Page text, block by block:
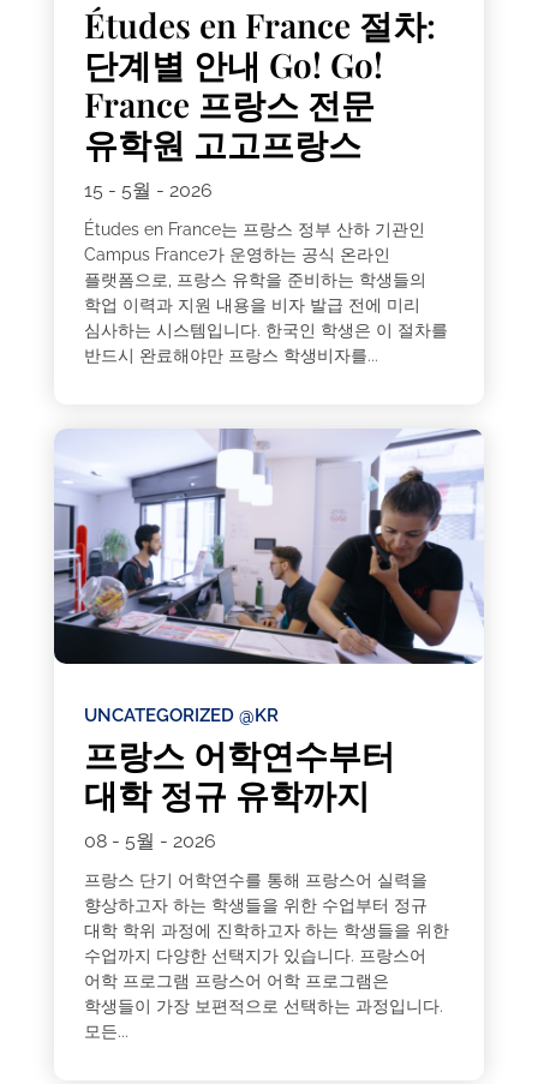
Études en France 절차:
단계별 안내 Go! Go!
France 프랑스 전문
유학원 고고프랑스
15 - 5월 - 2026
Études en France는 프랑스 정부 산하 기관인
Campus France가 운영하는 공식 온라인
플랫폼으로, 프랑스 유학을 준비하는 학생들의
학업 이력과 지원 내용을 비자 발급 전에 미리
심사하는 시스템입니다. 한국인 학생은 이 절차를
반드시 완료해야만 프랑스 학생비자를...
UNCATEGORIZED @KR
프랑스 어학연수부터
대학 정규 유학까지
08 - 5월 - 2026
프랑스 단기 어학연수를 통해 프랑스어 실력을
향상하고자 하는 학생들을 위한 수업부터 정규
대학 학위 과정에 진학하고자 하는 학생들을 위한
수업까지 다양한 선택지가 있습니다. 프랑스어
어학 프로그램 프랑스어 어학 프로그램은
학생들이 가장 보편적으로 선택하는 과정입니다.
모든...